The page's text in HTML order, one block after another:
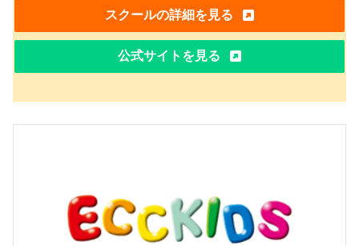
スクールの詳細を見る
公式サイトを見る